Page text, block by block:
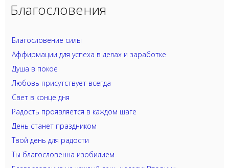
Благословения
Благословение силы
Аффирмации для успеха в делах и заработке
Душа в покое
Любовь присутствует всегда
Свет в конце дня
Радость проявляется в каждом шаге
День станет праздником
Твой день для радости
Ты благословенна изобилием